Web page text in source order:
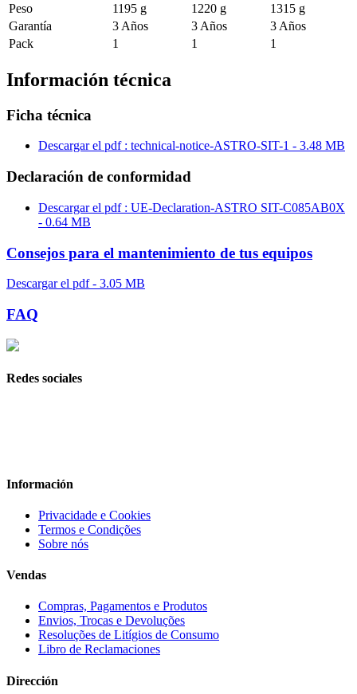
Peso
1195 g 1220 g
1315 g
Garantía
3 Años 3 Años
3 Años
Pack
1 1 1
Información técnica
Ficha técnica
Descargar el pdf : technical-notice-ASTRO-SIT-1 - 3.48 MB
Declaración de conformidad
Descargar el pdf : UE-Declaration-ASTRO SIT-C085AB0X
- 0.64 MB
Consejos para el mantenimiento de tus equipos
Descargar el pdf - 3.05 MB
FAQ
Redes sociales
Información
Privacidade e Cookies
Termos e Condições
Sobre nós
Vendas
Compras, Pagamentos e Produtos
Envios, Trocas e Devoluções
Resoluções de Litígios de Consumo
Libro de Reclamaciones
Dirección